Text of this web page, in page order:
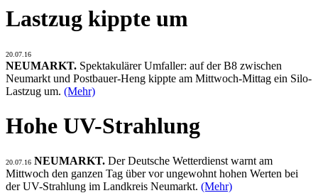
Lastzug kippte um
20.07.16
NEUMARKT. Spektakulärer Umfaller: auf der B8 zwischen
Neumarkt und Postbauer-Heng kippte am Mittwoch-Mittag ein Silo-
Lastzug um. (Mehr)
Hohe UV-Strahlung
20.07.16 NEUMARKT. Der Deutsche Wetterdienst warnt am
Mittwoch den ganzen Tag über vor ungewohnt hohen Werten bei
der UV-Strahlung im Landkreis Neumarkt. (Mehr)